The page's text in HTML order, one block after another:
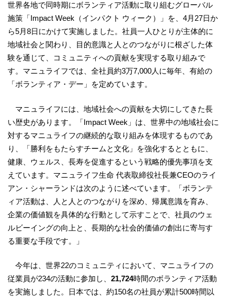
世界各地で同時期にボランティア活動に取り組むグローバル
施策「Impact Week（インパクト ウィーク）」を、4月27日か
ら5月8日にかけて実施しました。社員一人ひとりが主体的に
地域社会と関わり、目的意識と人とのつながりに根ざした体
験を通じて、コミュニティへの貢献を実現する取り組みで
す。マニュライフでは、全社員約3万7,000人に毎年、有給の
「ボランティア・デー」を定めています。
マニュライフには、地域社会への貢献を大切にしてきた長
い歴史があります。「Impact Week」は、世界中の地域社会に
対するマニュライフの継続的な取り組みを体現するものであ
り、「勝利をもたらすチームと文化」を強化するとともに、
健康、ウェルス、長寿を促進するという戦略的優先事項を支
えています。マニュライフ生命 代表取締役社長兼CEOのライ
アン・シャーランドは次のように述べています。「ボランテ
ィア活動は、人と人とのつながりを深め、帰属意識を育み、
企業の価値観を具体的な行動として示すことで、社員のウェ
ルビーイングの向上と、長期的な社会的価値の創出に寄与す
る重要な手段です。」
今年は、世界22のコミュニティにおいて、マニュライフの
従業員が234の活動に参加し、 21,724時間のボランティア活動
を実施しました。日本では、約150名の社員が累計500時間以